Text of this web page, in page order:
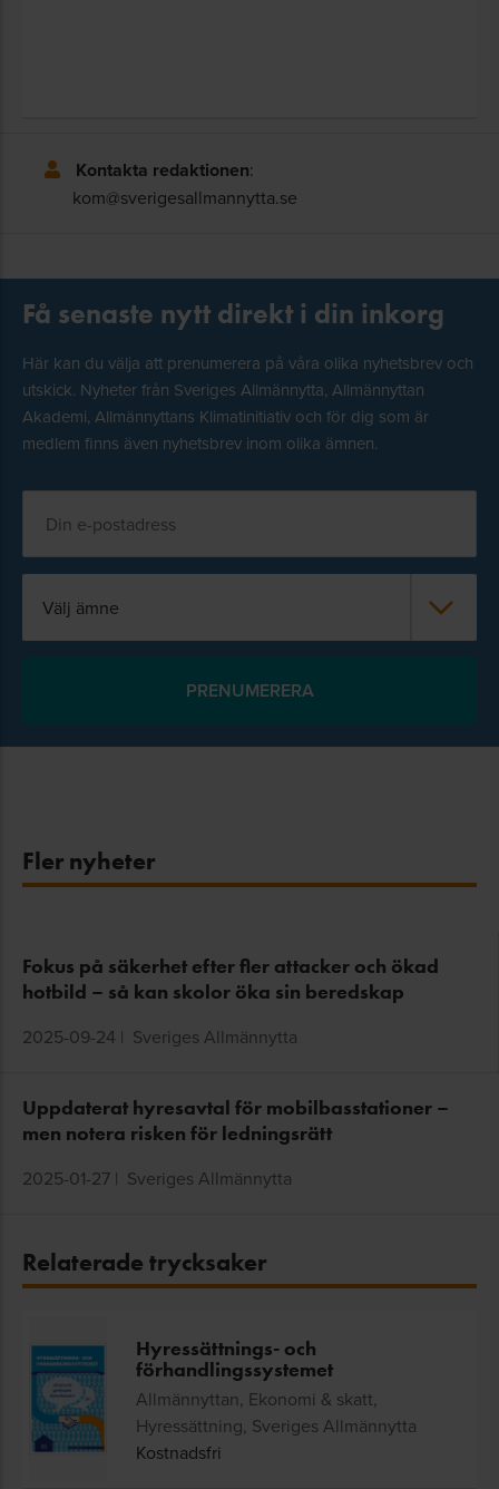
Kontakta redaktionen:
kom@sverigesallmannytta.se
Få senaste nytt direkt i din inkorg
Här kan du välja att prenumerera på våra olika nyhetsbrev och
utskick. Nyheter från Sveriges Allmännytta, Allmännyttan
Akademi, Allmännyttans Klimatinitiativ och för dig som är
medlem finns även nyhetsbrev inom olika ämnen.
Välj ämne
Fler nyheter
Fokus på säkerhet efter fler attacker och ökad
hotbild – så kan skolor öka sin beredskap
2025-09-24 | Sveriges Allmännytta
Uppdaterat hyresavtal för mobilbasstationer –
men notera risken för ledningsrätt
2025-01-27 | Sveriges Allmännytta
Relaterade trycksaker
Hyressättnings- och
förhandlingssystemet
Allmännyttan, Ekonomi & skatt,
Hyressättning, Sveriges Allmännytta
Kostnadsfri